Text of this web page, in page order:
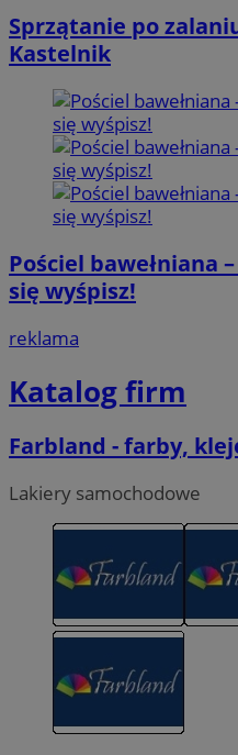
Sprzątanie po
Kastelnik
Pościel bawełniana
się wyśpisz!
reklama
Katalog firm
Farbland - farby,
Lakiery samochodowe